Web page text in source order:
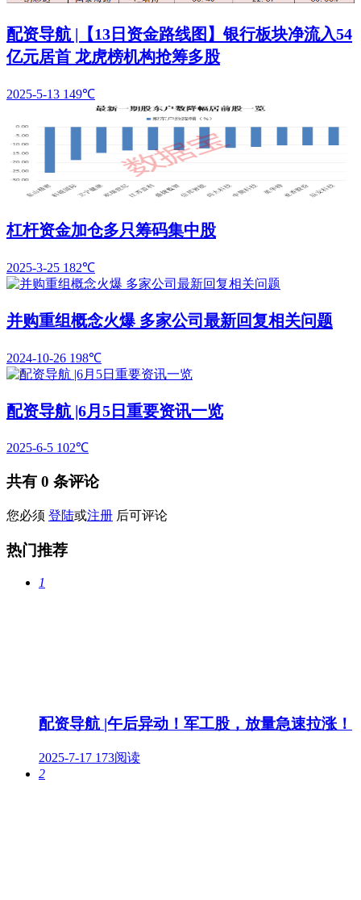
配资导航 |【13日资金路线图】银行板块净流入54
亿元居首 龙虎榜机构抢筹多股
2025-5-13 149℃
杠杆资金加仓多只筹码集中股
2025-3-25 182℃
并购重组概念火爆 多家公司最新回复相关问题
2024-10-26 198℃
配资导航 |6月5日重要资讯一览
2025-6-5 102℃
共有 0 条评论
您必须 登陆或注册 后可评论
热门推荐
1
配资导航 |午后异动！军工股，放量急速拉涨！
2025-7-17 173阅读
2